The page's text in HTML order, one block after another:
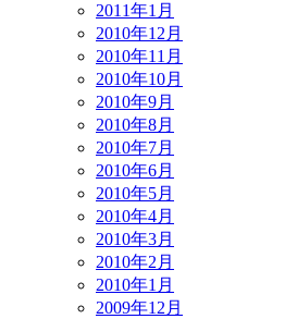
2011年1月
2010年12月
2010年11月
2010年10月
2010年9月
2010年8月
2010年7月
2010年6月
2010年5月
2010年4月
2010年3月
2010年2月
2010年1月
2009年12月